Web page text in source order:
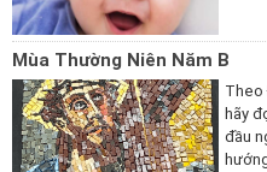
Mùa Thường Niên Năm B
Theo
hãy
đầu